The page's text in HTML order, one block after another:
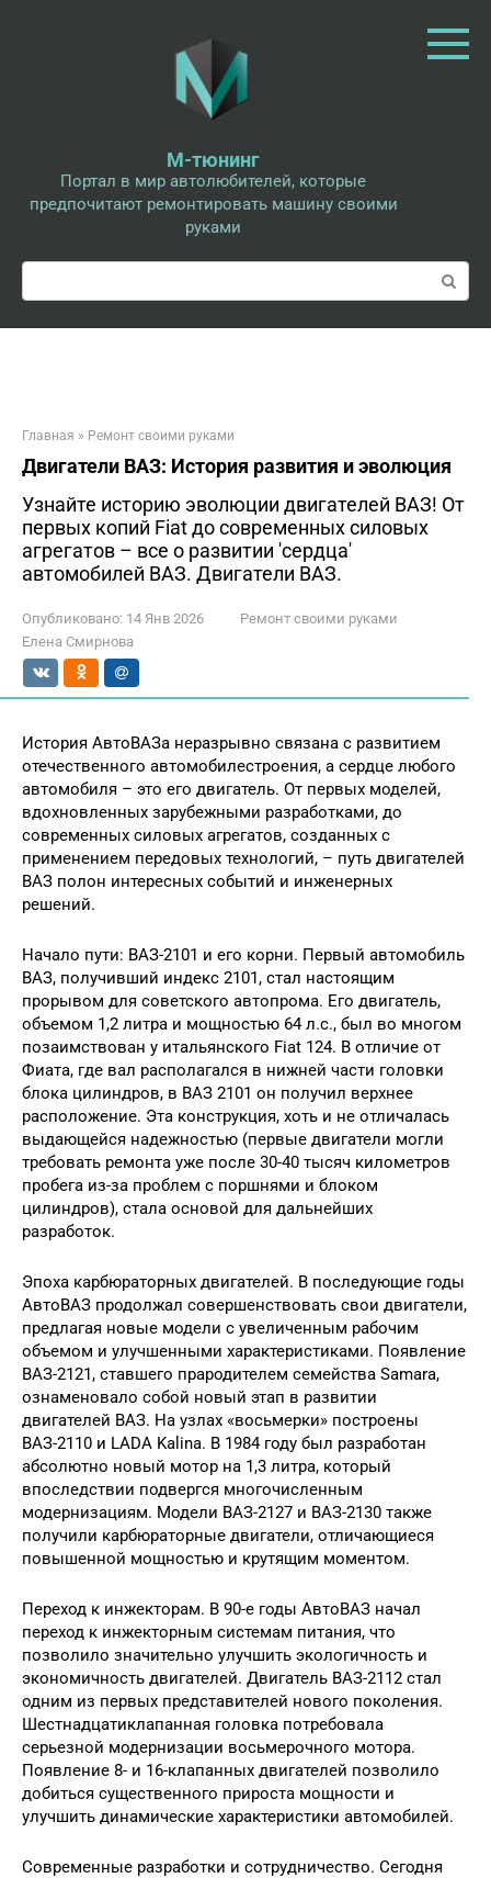
М-тюнинг
Портал в мир автолюбителей, которые
предпочитают ремонтировать машину своими
руками
Поиск:
Главная » Ремонт своими руками
Двигатели ВАЗ: История развития и эволюция
Узнайте историю эволюции двигателей ВАЗ! От
первых копий Fiat до современных силовых
агрегатов – все о развитии 'сердца'
автомобилей ВАЗ. Двигатели ВАЗ.
Опубликовано: 14 Янв 2026
Ремонт своими руками
Елена Смирнова
История АвтоВАЗа неразрывно связана с развитием
отечественного автомобилестроения, а сердце любого
автомобиля – это его двигатель. От первых моделей,
вдохновленных зарубежными разработками, до
современных силовых агрегатов, созданных с
применением передовых технологий, – путь двигателей
ВАЗ полон интересных событий и инженерных
решений.
Начало пути: ВАЗ-2101 и его корни. Первый автомобиль
ВАЗ, получивший индекс 2101, стал настоящим
прорывом для советского автопрома. Его двигатель,
объемом 1,2 литра и мощностью 64 л.с., был во многом
позаимствован у итальянского Fiat 124. В отличие от
Фиата, где вал располагался в нижней части головки
блока цилиндров, в ВАЗ 2101 он получил верхнее
расположение. Эта конструкция, хоть и не отличалась
выдающейся надежностью (первые двигатели могли
требовать ремонта уже после 30-40 тысяч километров
пробега из-за проблем с поршнями и блоком
цилиндров), стала основой для дальнейших
разработок.
Эпоха карбюраторных двигателей. В последующие годы
АвтоВАЗ продолжал совершенствовать свои двигатели,
предлагая новые модели с увеличенным рабочим
объемом и улучшенными характеристиками. Появление
ВАЗ-2121, ставшего прародителем семейства Samara,
ознаменовало собой новый этап в развитии
двигателей ВАЗ. На узлах «восьмерки» построены
ВАЗ-2110 и LADA Kalina. В 1984 году был разработан
абсолютно новый мотор на 1,3 литра, который
впоследствии подвергся многочисленным
модернизациям. Модели ВАЗ-2127 и ВАЗ-2130 также
получили карбюраторные двигатели, отличающиеся
повышенной мощностью и крутящим моментом.
Переход к инжекторам. В 90-е годы АвтоВАЗ начал
переход к инжекторным системам питания, что
позволило значительно улучшить экологичность и
экономичность двигателей. Двигатель ВАЗ-2112 стал
одним из первых представителей нового поколения.
Шестнадцатиклапанная головка потребовала
серьезной модернизации восьмерочного мотора.
Появление 8- и 16-клапанных двигателей позволило
добиться существенного прироста мощности и
улучшить динамические характеристики автомобилей.
Современные разработки и сотрудничество. Сегодня